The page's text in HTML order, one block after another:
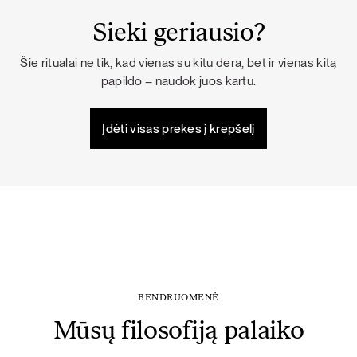
Sieki geriausio?
Šie ritualai ne tik, kad vienas su kitu dera, bet ir vienas kitą
papildo – naudok juos kartu.
Įdėti visas prekes į krepšelį
BENDRUOMENĖ
Mūsų filosofiją palaiko